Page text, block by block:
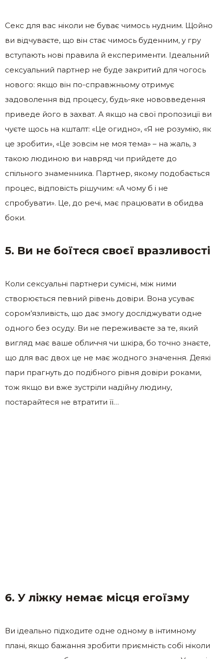
Секс для вас ніколи не буває чимось нудним. Щойно
ви відчуваєте, що він стає чимось буденним, у гру
вступають нові правила й експерименти. Ідеальний
сексуальний партнер не буде закритий для чогось
нового: якщо він по-справжньому отримує
задоволення від процесу, будь-яке нововведення
приведе його в захват. А якщо на свої пропозиції ви
чуєте щось на кшталт: «Це огидно», «Я не розумію, як
це зробити», «Це зовсім не моя тема» – на жаль, з
такою людиною ви навряд чи прийдете до
спільного знаменника. Партнер, якому подобається
процес, відповість рішучим: «А чому б і не
спробувати». Це, до речі, має працювати в обидва
боки.
5. Ви не боїтеся своєї вразливості
Коли сексуальні партнери сумісні, між ними
створюється певний рівень довіри. Вона усуває
сором’язливість, що дає змогу досліджувати одне
одного без осуду. Ви не переживаєте за те, який
вигляд має ваше обличчя чи шкіра, бо точно знаєте,
що для вас двох це не має жодного значення. Деякі
пари прагнуть до подібного рівня довіри роками,
тож якщо ви вже зустріли надійну людину,
постарайтеся не втратити її…
6. У ліжку немає місця егоїзму
Ви ідеально підходите одне одному в інтимному
плані, якщо бажання зробити приємність собі ніколи